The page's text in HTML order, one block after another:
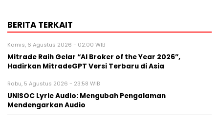
BERITA TERKAIT
Kamis, 6 Agustus 2026 - 02:00 WIB
Mitrade Raih Gelar “AI Broker of the Year 2026”,
Hadirkan MitradeGPT Versi Terbaru di Asia
Rabu, 5 Agustus 2026 - 23:58 WIB
UNISOC Lyric Audio: Mengubah Pengalaman
Mendengarkan Audio